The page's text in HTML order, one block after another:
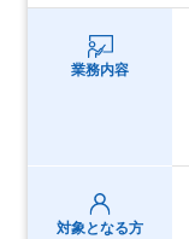
業務内容
対象となる方